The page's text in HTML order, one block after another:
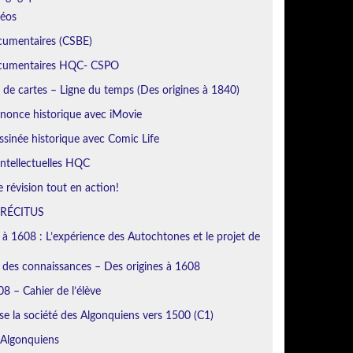
(CSBE)
HQC- CSPO
cartes – Ligne du temps (Des origines à 1840)
historique avec iMovie
historique avec Comic Life
HQC
révision tout en action!
1608 : L’expérience des Autochtones et le projet de
connaissances – Des origines à 1608
– Cahier de l’élève
la société des Algonquiens vers 1500 (C1)